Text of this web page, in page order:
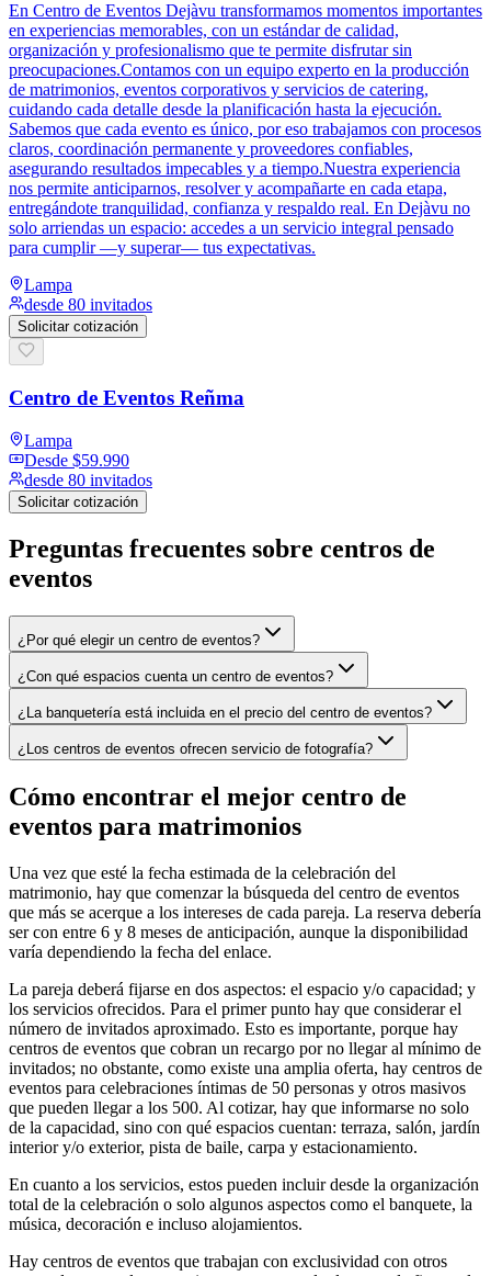
En Centro de Eventos Dejàvu transformamos momentos importantes
en experiencias memorables, con un estándar de calidad,
organización y profesionalismo que te permite disfrutar sin
preocupaciones.Contamos con un equipo experto en la producción
de matrimonios, eventos corporativos y servicios de catering,
cuidando cada detalle desde la planificación hasta la ejecución.
Sabemos que cada evento es único, por eso trabajamos con procesos
claros, coordinación permanente y proveedores confiables,
asegurando resultados impecables y a tiempo.Nuestra experiencia
nos permite anticiparnos, resolver y acompañarte en cada etapa,
entregándote tranquilidad, confianza y respaldo real. En Dejàvu no
solo arriendas un espacio: accedes a un servicio integral pensado
para cumplir —y superar— tus expectativas.
Lampa
desde 80 invitados
Solicitar cotización
Centro de Eventos Reñma
Lampa
Desde $59.990
desde 80 invitados
Solicitar cotización
Preguntas frecuentes sobre centros de
eventos
¿Por qué elegir un centro de eventos?
¿Con qué espacios cuenta un centro de eventos?
¿La banquetería está incluida en el precio del centro de eventos?
¿Los centros de eventos ofrecen servicio de fotografía?
Cómo encontrar el mejor centro de
eventos para matrimonios
Una vez que esté la fecha estimada de la celebración del
matrimonio, hay que comenzar la búsqueda del centro de eventos
que más se acerque a los intereses de cada pareja. La reserva debería
ser con entre 6 y 8 meses de anticipación, aunque la disponibilidad
varía dependiendo la fecha del enlace.
La pareja deberá fijarse en dos aspectos: el espacio y/o capacidad; y
los servicios ofrecidos. Para el primer punto hay que considerar el
número de invitados aproximado. Esto es importante, porque hay
centros de eventos que cobran un recargo por no llegar al mínimo de
invitados; no obstante, como existe una amplia oferta, hay centros de
eventos para celebraciones íntimas de 50 personas y otros masivos
que pueden llegar a los 500. Al cotizar, hay que informarse no solo
de la capacidad, sino con qué espacios cuentan: terraza, salón, jardín
interior y/o exterior, pista de baile, carpa y estacionamiento.
En cuanto a los servicios, estos pueden incluir desde la organización
total de la celebración o solo algunos aspectos como el banquete, la
música, decoración e incluso alojamientos.
Hay centros de eventos que trabajan con exclusividad con otros